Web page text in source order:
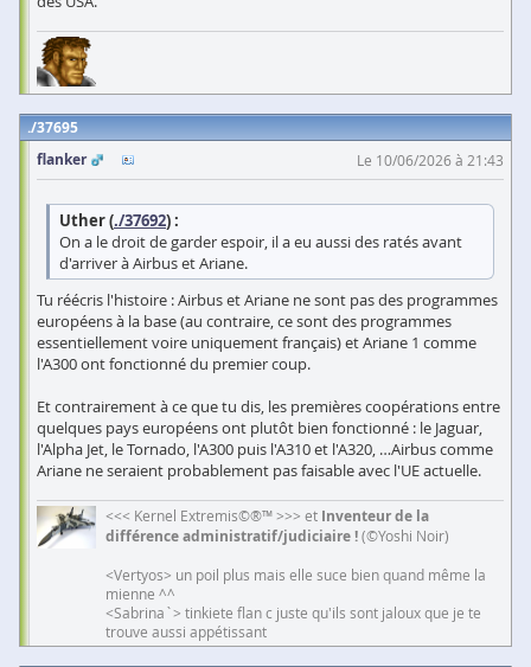
37695
flanker
Le 10/06/2026 à 21:43
Uther (./37692) :
On a le droit de garder espoir, il a eu aussi des ratés avant
d'arriver à Airbus et Ariane.
Tu réécris l'histoire : Airbus et Ariane ne sont pas des programmes
européens à la base (au contraire, ce sont des programmes
essentiellement voire uniquement français) et Ariane 1 comme
l'A300 ont fonctionné du premier coup.
Et contrairement à ce que tu dis, les premières coopérations entre
quelques pays européens ont plutôt bien fonctionné : le Jaguar,
l'Alpha Jet, le Tornado, l'A300 puis l'A310 et l'A320, …Airbus comme
Ariane ne seraient probablement pas faisable avec l'UE actuelle.
<<< Kernel Extremis©®™ >>> et Inventeur de la
différence administratif/judiciaire !(©Yoshi Noir)
<Vertyos> un poil plus mais elle suce bien quand même la
mienne ^^
<Sabrina`> tinkiete flan c juste qu'ils sont jaloux que je te
trouve aussi appétissant